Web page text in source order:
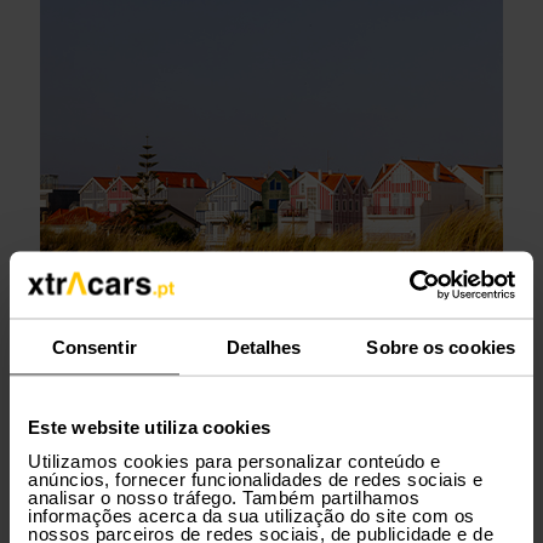
Consentir Detalhes Sobre os cookies
Este website utiliza cookies
Utilizamos cookies para personalizar conteúdo e
anúncios, fornecer funcionalidades de redes sociais e
analisar o nosso tráfego. Também partilhamos
informações acerca da sua utilização do site com os
nossos parceiros de redes sociais, de publicidade e de
Passadiços de Aveiro e Salinas.
Para os amantes de natureza, os Passadiços da Ria
de Aveiro oferecem um trilho de 7,5 km (ida) com